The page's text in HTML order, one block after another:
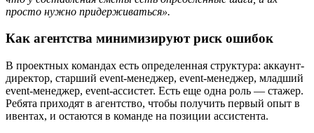
просто нужно придерживаться».
Как агентства минимизируют риск ошибок
В проектных командах есть определенная структура: аккаунт-
директор, старший event-менеджер, event-менеджер, младший
event-менеджер, event-ассистет. Есть еще одна роль — стажер.
Ребята приходят в агентство, чтобы получить первый опыт в
ивентах, и остаются в команде на позиции ассистента.